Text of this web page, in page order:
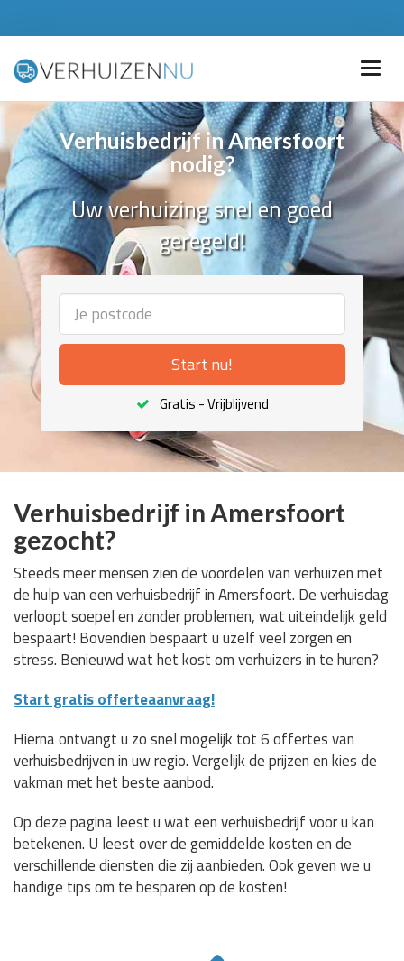
Verhuisbedrijf in Amersfoort
nodig?
Uw verhuizing snel en goed
geregeld!
Start nu!
Gratis - Vrijblijvend
Verhuisbedrijf in Amersfoort
gezocht?
Steeds meer mensen zien de voordelen van verhuizen met
de hulp van een verhuisbedrijf in Amersfoort. De verhuisdag
verloopt soepel en zonder problemen, wat uiteindelijk geld
bespaart! Bovendien bespaart u uzelf veel zorgen en
stress. Benieuwd wat het kost om verhuizers in te huren?
Start gratis offerteaanvraag!
Hierna ontvangt u zo snel mogelijk tot 6 offertes van
verhuisbedrijven in uw regio. Vergelijk de prijzen en kies de
vakman met het beste aanbod.
Op deze pagina leest u wat een verhuisbedrijf voor u kan
betekenen. U leest over de gemiddelde kosten en de
verschillende diensten die zij aanbieden. Ook geven we u
handige tips om te besparen op de kosten!